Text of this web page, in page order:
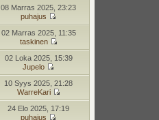
08 Marras 2025, 23:23
puhajus
02 Marras 2025, 11:35
taskinen
02 Loka 2025, 15:39
Jupelo
10 Syys 2025, 21:28
WarreKari
24 Elo 2025, 17:19
puhajus